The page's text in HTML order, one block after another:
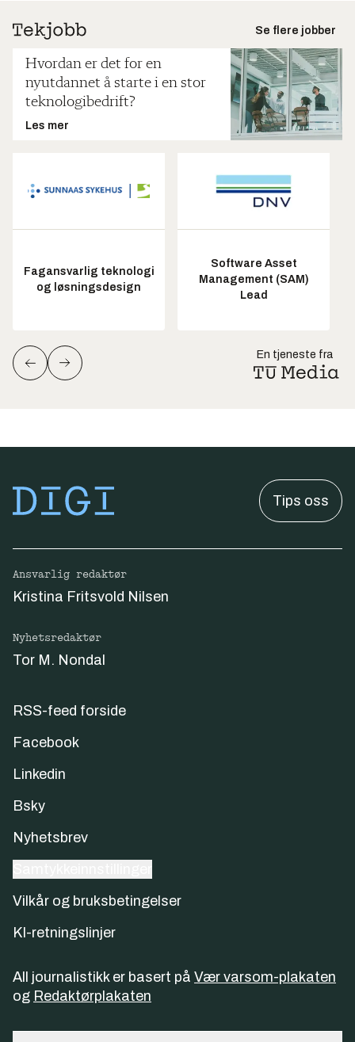
Se flere jobber
Hvordan er det for en
nyutdannet å starte i en stor
teknologibedrift?
Les mer
Fagansvarlig teknologi
og løsningsdesign
Software Asset
Management (SAM)
Lead
En tjeneste fra
Tips oss
Ansvarlig redaktør
Kristina Fritsvold Nilsen
Nyhetsredaktør
Tor M. Nondal
RSS-feed forside
Facebook
Linkedin
Bsky
Nyhetsbrev
Vilkår og bruksbetingelser
KI-retningslinjer
All journalistikk er basert på Vær varsom-plakaten
og Redaktørplakaten